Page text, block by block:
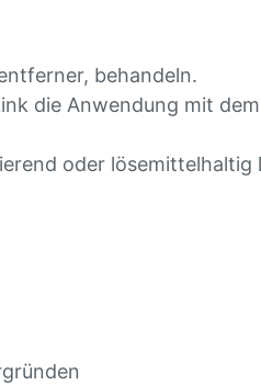
behandeln.
die Anwendung mit dem
oder lösemittelhaltig